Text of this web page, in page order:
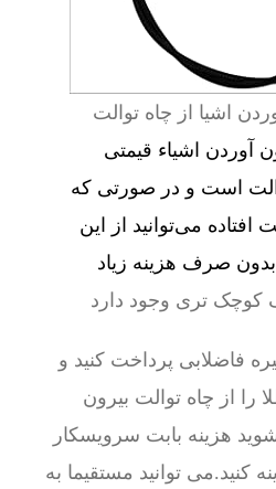
اشیا از چاه توالت
آوردن اشیاء قیمتی
است و در صورتی که
می‌توانید از این
صرف هزینه زیاد
کوچک تری وجود دارد
فاضلابی پرداخت کنید و
را از چاه توالت بیرون
هزینه بابت سرویسکار
کنید.می توانید مستقیما به